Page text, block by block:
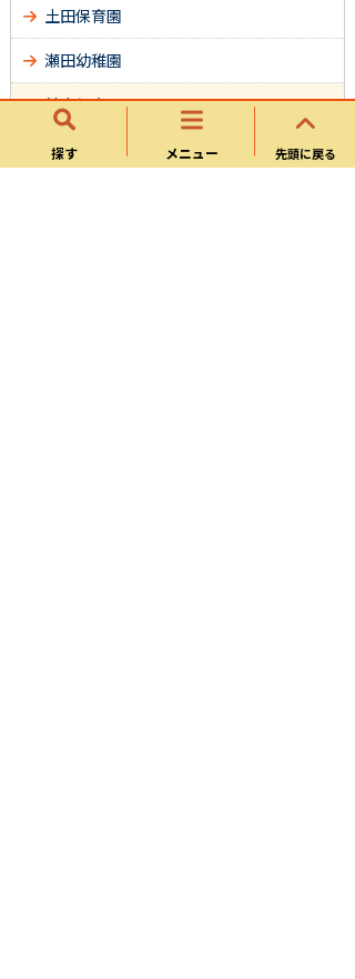
探す メニュー 先頭に戻る
土田保育園
瀬田幼稚園
兼山保育園
公立保育園・幼稚園の給食について